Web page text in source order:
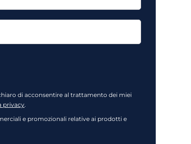
di acconsentire al trattamento dei miei
privacy.
e promozionali relative ai prodotti e